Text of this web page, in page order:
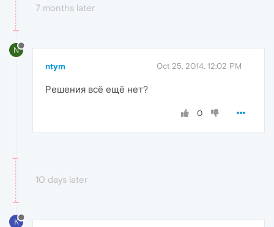
7 months later
N
ntym Oct 25, 2014, 12:02 PM
Решения всё ещё нет?
0
10 days later
K